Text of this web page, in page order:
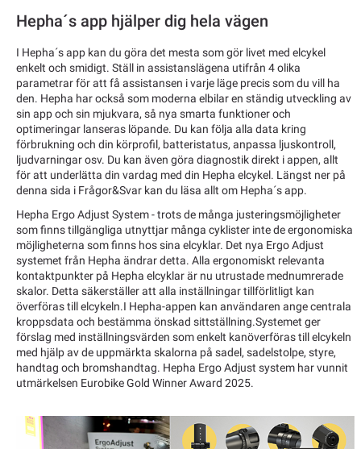
Hepha´s app hjälper dig hela vägen
I Hepha´s app kan du göra det mesta som gör livet med elcykel
enkelt och smidigt. Ställ in assistanslägena utifrån 4 olika
parametrar för att få assistansen i varje läge precis som du vill ha
den. Hepha har också som moderna elbilar en ständig utveckling av
sin app och sin mjukvara, så nya smarta funktioner och
optimeringar lanseras löpande. Du kan följa alla data kring
förbrukning och din körprofil, batteristatus, anpassa ljuskontroll,
ljudvarningar osv. Du kan även göra diagnostik direkt i appen, allt
för att underlätta din vardag med din Hepha elcykel. Längst ner på
denna sida i Frågor&Svar kan du läsa allt om Hepha´s app.
Hepha Ergo Adjust System - trots de många justeringsmöjligheter
som finns tillgängliga utnyttjar många cyklister inte de ergonomiska
möjligheterna som finns hos sina elcyklar. Det nya Ergo Adjust
systemet från Hepha ändrar detta. Alla ergonomiskt relevanta
kontaktpunkter på Hepha elcyklar är nu utrustade mednumrerade
skalor. Detta säkerställer att alla inställningar tillförlitligt kan
överföras till elcykeln.I Hepha-appen kan användaren ange centrala
kroppsdata och bestämma önskad sittställning.Systemet ger
förslag med inställningsvärden som enkelt kanöverföras till elcykeln
med hjälp av de uppmärkta skalorna på sadel, sadelstolpe, styre,
handtag och bromshandtag. Hepha Ergo Adjust system har vunnit
utmärkelsen Eurobike Gold Winner Award 2025.